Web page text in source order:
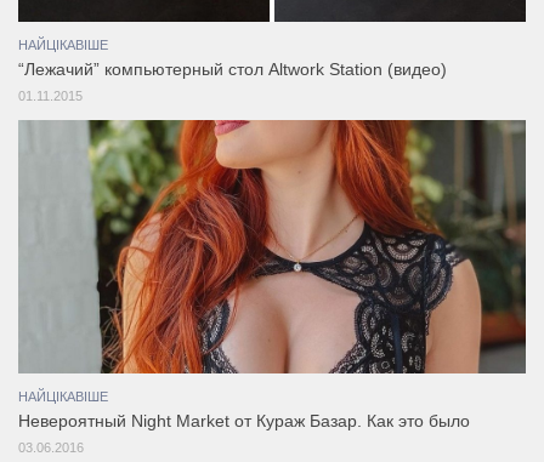
НАЙЦІКАВІШЕ
“Лежачий” компьютерный стол Altwork Station (видео)
01.11.2015
НАЙЦІКАВІШЕ
Невероятный Night Market от Кураж Базар. Как это было
03.06.2016